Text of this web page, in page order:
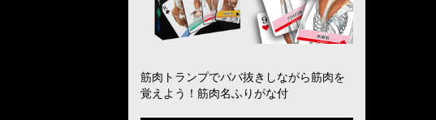
筋肉トランプでババ抜きしながら筋肉を
覚えよう！筋肉名ふりがな付